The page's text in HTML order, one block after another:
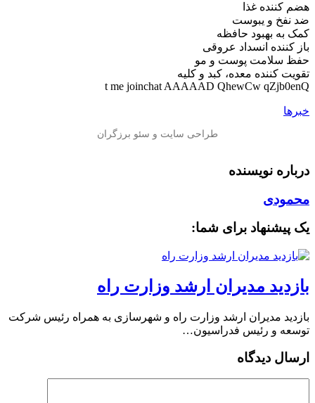
هضم کننده غذا
ضد نفخ و یبوست
کمک به بهبود حافظه
باز کننده انسداد عروقی
حفظ سلامت پوست و مو
تقویت کننده معده، کبد و کلیه
t me joinchat AAAAAD QhewCw qZjb0enQ
خبرها
درباره نویسنده
محمودی
یک پیشنهاد برای شما:
بازدید مدیران ارشد وزارت راه
بازدید مدیران ارشد وزارت راه و شهرسازی به همراه رئیس شرکت
توسعه و رئیس فدراسیون…
ارسال دیدگاه